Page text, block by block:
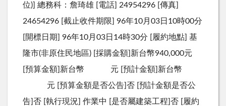
位)] 總務科：詹琦雄 [電話] 24954296 [傳真]
24654296 [截止收件期限] 96年10月03日10時00分
[開標日期] 96年10月03日14時30分 [履約地點] 基
隆市(非原住民地區) [採購金額]新台幣940,000元
[預算金額]新台幣 元 [預計金額]新台幣
元 [預算金額是否公告]否 [預計金額是否公
告]否 [執行現況] 作業中 [是否屬建築工程]否 [履約